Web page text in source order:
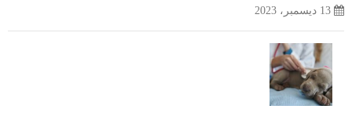
13 ديسمبر، 2023